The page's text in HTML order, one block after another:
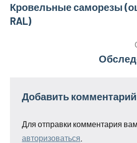
Навигация
по
Кровельные саморезы
RAL)
Добавить комментарий
Для отправки комментария
авторизоваться